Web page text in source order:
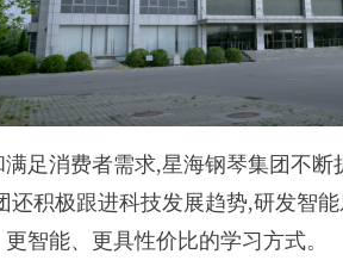
消费者需求,星海钢琴集团不断
还积极跟进科技发展趋势,研发智
智能、更具性价比的学习方式。